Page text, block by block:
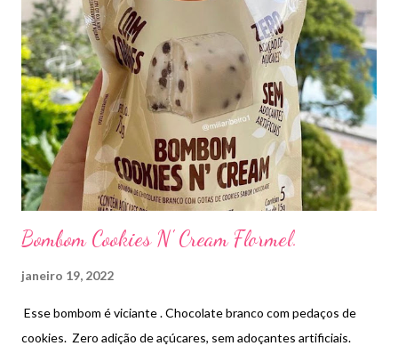
restrição de sacarose, glicose, frutose e lactose, que contribui
para o atingimento das metas nutricionais. Rico em ômega-3 *
(DHA e EPA), Cálcio, Ferro, Cobre, Zinco, Selênio, Vitaminas A, D,
E, K e C. Com alto teor proteico - 18g de proteína por porção **
com leucina *** . Sem sabor (mais versátil – pode ser utilizado
em receitas doces e salgadas). Isento de glút...
Bombom Cookies N' Cream Flormel.
janeiro 19, 2022
Esse bombom é viciante . Chocolate branco com pedaços de
cookies. Zero adição de açúcares, sem adoçantes artificiais.